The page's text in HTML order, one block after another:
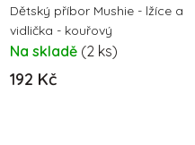
u
k
t
ů
o
d
u
k
Dětský příbor Mushie - lžíce a
vidlička - kouřový
Na skladě (2 ks)
192 Kč